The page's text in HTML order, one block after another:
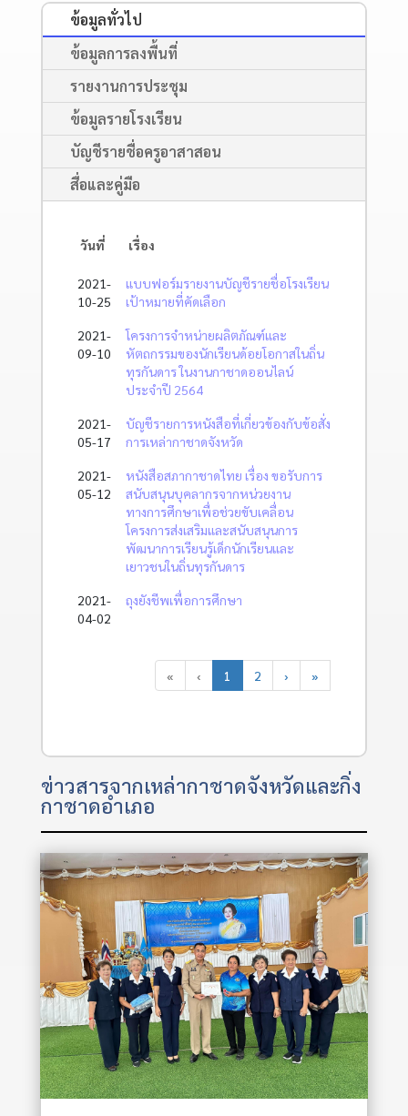
ข้อมูลทั่วไป
ข้อมูลการลงพื้นที่
รายงานการประชุม
ข้อมูลรายโรงเรียน
บัญชีรายชื่อครูอาสาสอน
สื่อและคู่มือ
วันที่ เรื่อง
2021-
10-25
แบบฟอร์มรายงานบัญชีรายชื่อโรงเรียน
เป้าหมายที่คัดเลือก
2021-
09-10
โครงการจำหน่ายผลิตภัณฑ์และ
หัตถกรรมของนักเรียนด้อยโอกาสในถิ่น
ทุรกันดาร ในงานกาชาดออนไลน์
ประจำปี 2564
2021-
05-17
บัญชีรายการหนังสือที่เกี่ยวข้องกับข้อสั่ง
การเหล่ากาชาดจังหวัด
2021-
05-12
หนังสือสภากาชาดไทย เรื่อง ขอรับการ
สนับสนุนบุคลากรจากหน่วยงาน
ทางการศึกษาเพื่อช่วยขับเคลื่อน
โครงการส่งเสริมและสนับสนุนการ
พัฒนาการเรียนรู้เด็กนักเรียนและ
เยาวชนในถิ่นทุรกันดาร
2021-
04-02
ถุงยังชีพเพื่อการศึกษา
« ‹ 1 2 › »
ข่าวสารจากเหล่ากาชาดจังหวัดและกิ่ง
กาชาดอำเภอ